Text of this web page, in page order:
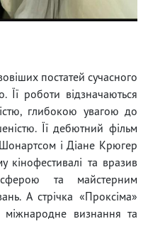
постатей сучасного
Її роботи відзначаються
глибокою увагою до
Її дебютний фільм
і Діане Крюгер
кінофестивалі та вразив
та майстерним
А стрічка «Проксіма»
визнання та